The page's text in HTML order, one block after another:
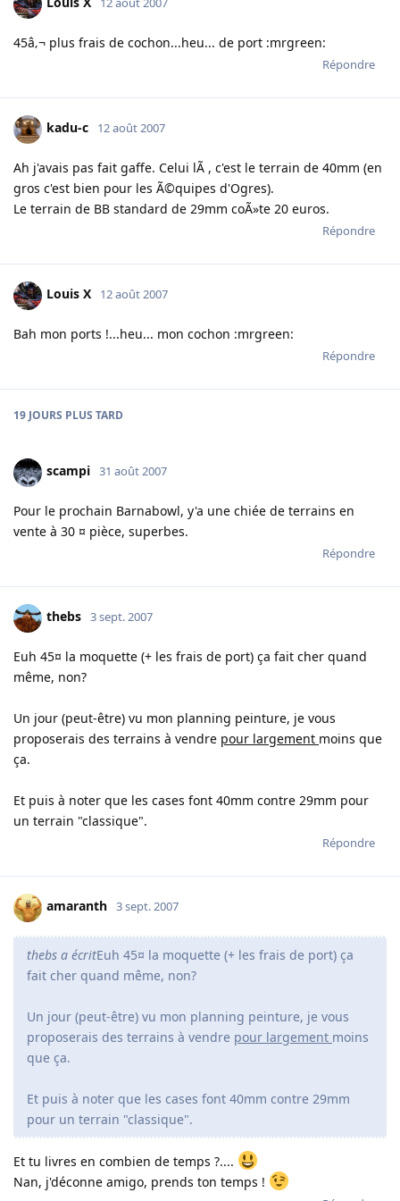
45â‚¬ plus frais de cochon...heu... de port :mrgreen:
Répondre
kadu-c 12 août 2007
Ah j'avais pas fait gaffe. Celui lÃ , c'est le terrain de 40mm (en
gros c'est bien pour les Ã©quipes d'Ogres).
Le terrain de BB standard de 29mm coÃ»te 20 euros.
Répondre
Louis X 12 août 2007
Bah mon ports !...heu... mon cochon :mrgreen:
Répondre
19 JOURS PLUS TARD
scampi 31 août 2007
Pour le prochain Barnabowl, y'a une chiée de terrains en
vente à 30 ¤ pièce, superbes.
Répondre
thebs 3 sept. 2007
Euh 45¤ la moquette (+ les frais de port) ça fait cher quand
même, non?
Un jour (peut-être) vu mon planning peinture, je vous
proposerais des terrains à vendre pour largement moins que
ça.
Et puis à noter que les cases font 40mm contre 29mm pour
un terrain "classique".
Répondre
amaranth 3 sept. 2007
thebs a écritEuh 45¤ la moquette (+ les frais de port) ça
fait cher quand même, non?
Un jour (peut-être) vu mon planning peinture, je vous
proposerais des terrains à vendre pour largement moins
que ça.
Et puis à noter que les cases font 40mm contre 29mm
pour un terrain "classique".
Et tu livres en combien de temps ?....
Nan, j'déconne amigo, prends ton temps !